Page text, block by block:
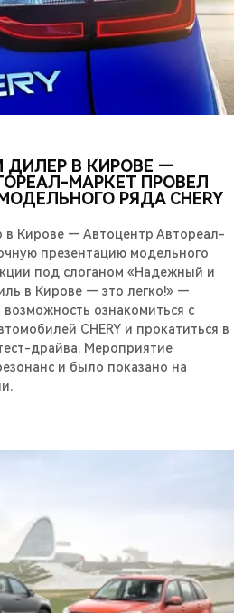
В КИРОВЕ —
МАРКЕТ ПРОВЕЛ
РЯДА CHERY
Кирове — Автоцентр Автореал-
презентацию модельного
под слоганом «Надежный и
в Кирове — это легко!» —
ознакомиться с
CHERY и прокатиться в
драйва. Мероприятие
и было показано на